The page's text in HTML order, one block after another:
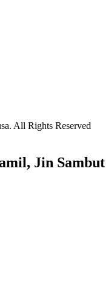
All Rights Reserved
Jin Sambut